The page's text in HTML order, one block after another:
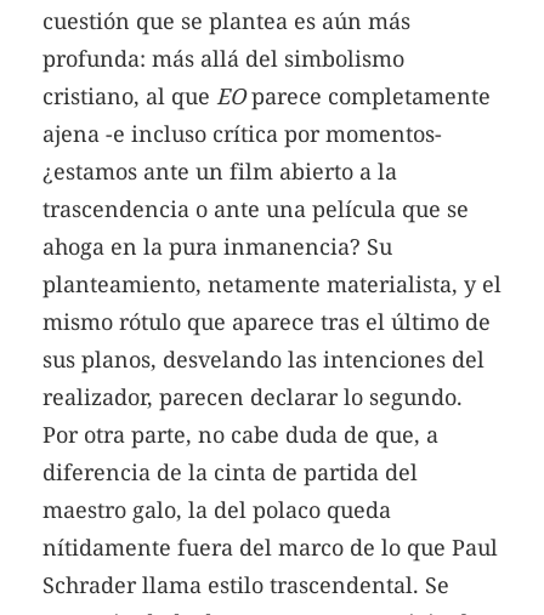
cuestión que se plantea es aún más
profunda: más allá del simbolismo
cristiano, al que EOparece completamente
ajena -e incluso crítica por momentos-
¿estamos ante un film abierto a la
trascendencia o ante una película que se
ahoga en la pura inmanencia? Su
planteamiento, netamente materialista, y el
mismo rótulo que aparece tras el último de
sus planos, desvelando las intenciones del
realizador, parecen declarar lo segundo.
Por otra parte, no cabe duda de que, a
diferencia de la cinta de partida del
maestro galo, la del polaco queda
nítidamente fuera del marco de lo que Paul
Schrader llama estilo trascendental. Se